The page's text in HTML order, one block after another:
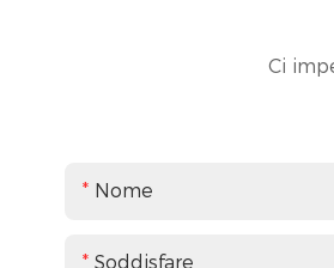
Ci
Nome
Soddisfare